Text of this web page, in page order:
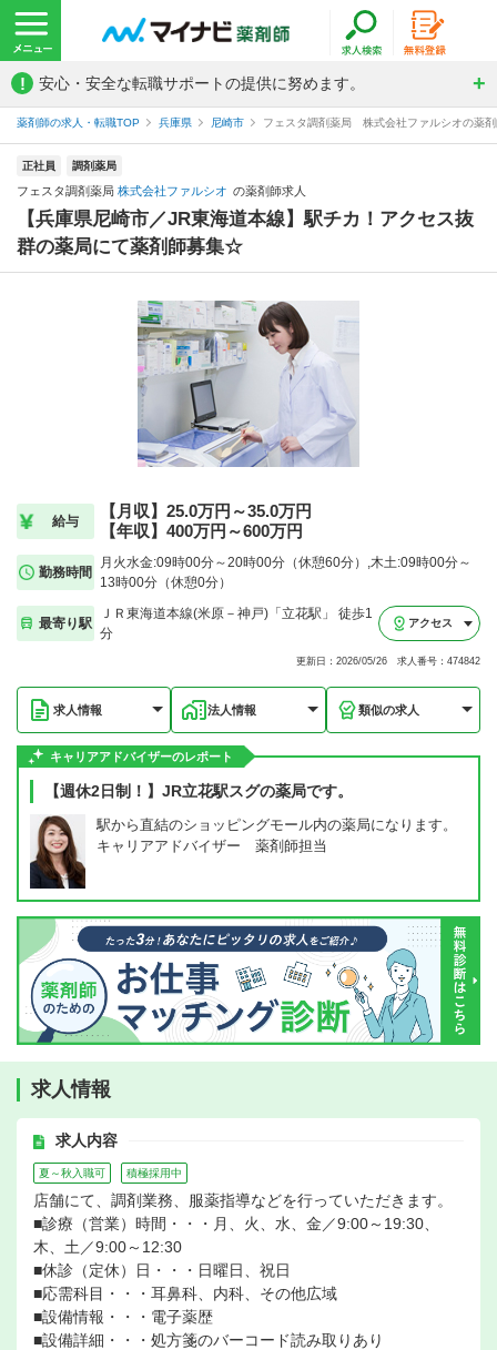
! 安心・安全な転職サポートの提供に努めます。
薬剤師の求人・転職TOP 兵庫県 尼崎市 フェスタ調剤薬局 株式会社ファルシオの薬
正社員 調剤薬局
フェスタ調剤薬局 株式会社ファルシオ の薬剤師求人
【兵庫県尼崎市／JR東海道本線】駅チカ！アクセス抜
群の薬局にて薬剤師募集☆
給与
【月収】25.0万円～35.0万円
【年収】400万円～600万円
勤務時間
月火水金:09時00分～20時00分（休憩60分）,木土:09時00分～
13時00分（休憩0分）
最寄り駅
ＪＲ東海道本線(米原－神戸)「立花駅」 徒歩1
分
アクセス
更新日：2026/05/26 求人番号：474842
求人情報 法人情報 類似の求人
キャリアアドバイザーのレポート
【週休2日制！】JR立花駅スグの薬局です。
駅から直結のショッピングモール内の薬局になります。
キャリアアドバイザー 薬剤師担当
求人情報
求人内容
夏～秋入職可 積極採用中
店舗にて、調剤業務、服薬指導などを行っていただきます。
■診療（営業）時間・・・月、火、水、金／9:00～19:30、
木、土／9:00～12:30
■休診（定休）日・・・日曜日、祝日
■応需科目・・・耳鼻科、内科、その他広域
■設備情報・・・電子薬歴
■設備詳細・・・処方箋のバーコード読み取りあり